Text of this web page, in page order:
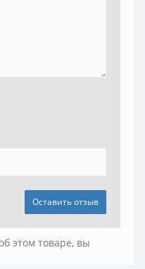
Оставить отзыв
этом товаре, вы